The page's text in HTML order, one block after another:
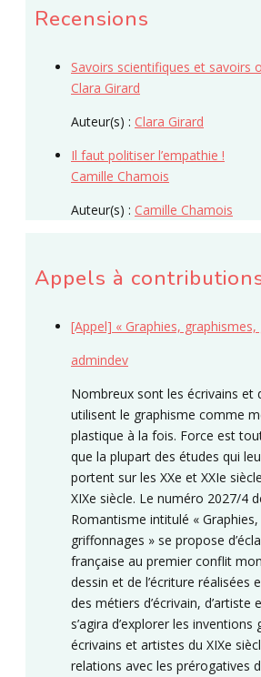
Recensions
Savoirs scientifiques et savoirs
Clara Girard
Auteur(s) : Clara Girard
Il faut politiser l’empathie !
Camille Chamois
Auteur(s) : Camille Chamois
Appels à
[Appel] « Graphies,
admindev
Nombreux sont les écrivains et
utilisent le graphisme comme
plastique à la fois. Force est
que la plupart des études qui
portent sur les XXe et XXIe
XIXe siècle. Le numéro 2027/4
Romantisme intitulé «
griffonnages » se propose
française au premier conflit
dessin et de l’écriture réalisées
des métiers d’écrivain, d’artiste
s’agira d’explorer les inventions
écrivains et artistes du XIXe
relations avec les prérogatives